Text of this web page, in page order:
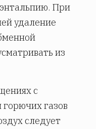
При
удаление
из
с
газов
следует